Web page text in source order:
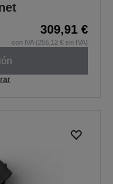
309,91 €
con IVA (256,12 € sin IVA)